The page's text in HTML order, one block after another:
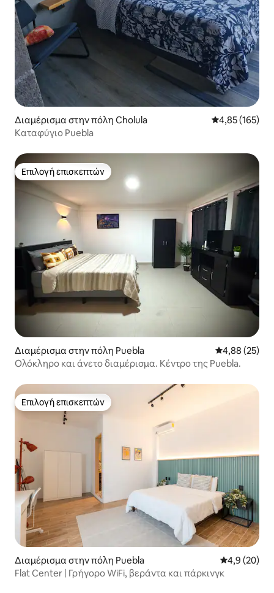
Διαμέρισμα στην πόλη Cholula Μέση
4,85 (165)
Καταφύγιο Puebla
Επιλογή επισκεπτών
Επιλογή επισκεπτών
Διαμέρισμα στην πόλη Puebla Μέση
4,88 (25)
Ολόκληρο και άνετο διαμέρισμα. Κέντρο της Puebla.
Επιλογή επισκεπτών
Επιλογή επισκεπτών
Διαμέρισμα στην πόλη Puebla Μέση
4,9 (20)
Flat Center | Γρήγορο WiFi, βεράντα και πάρκινγκ